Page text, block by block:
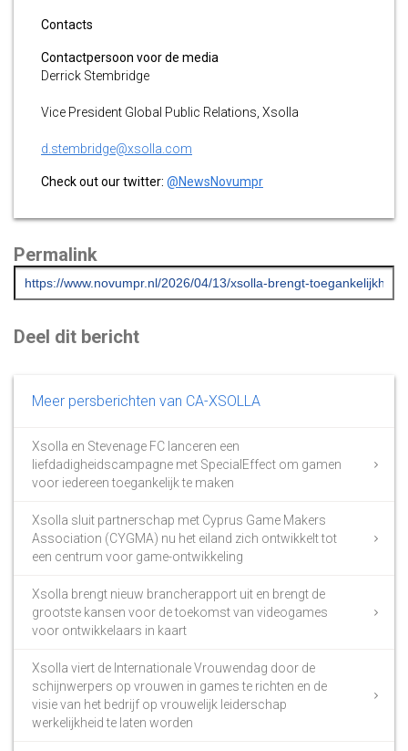
Contacts
Contactpersoon voor de media
Derrick Stembridge
Vice President Global Public Relations, Xsolla
d.stembridge@xsolla.com
Check out our twitter: @NewsNovumpr
Permalink
Deel dit bericht
Meer persberichten van CA-XSOLLA
Xsolla en Stevenage FC lanceren een
liefdadigheidscampagne met SpecialEffect om gamen
voor iedereen toegankelijk te maken
Xsolla sluit partnerschap met Cyprus Game Makers
Association (CYGMA) nu het eiland zich ontwikkelt tot
een centrum voor game-ontwikkeling
Xsolla brengt nieuw brancherapport uit en brengt de
grootste kansen voor de toekomst van videogames
voor ontwikkelaars in kaart
Xsolla viert de Internationale Vrouwendag door de
schijnwerpers op vrouwen in games te richten en de
visie van het bedrijf op vrouwelijk leiderschap
werkelijkheid te laten worden